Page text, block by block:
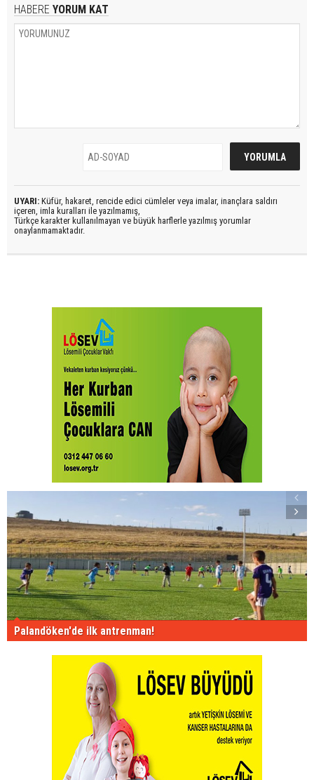
HABERE YORUM KAT
UYARI: Küfür, hakaret, rencide edici cümleler veya imalar, inançlara saldırı
içeren, imla kuralları ile yazılmamış,
Türkçe karakter kullanılmayan ve büyük harflerle yazılmış yorumlar
onaylanmamaktadır.
Palandöken'de ilk antrenman!